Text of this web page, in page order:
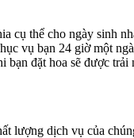
cụ thể cho ngày sinh
vụ bạn 24 giờ một
bạn đặt hoa sẽ được
lượng dịch vụ của